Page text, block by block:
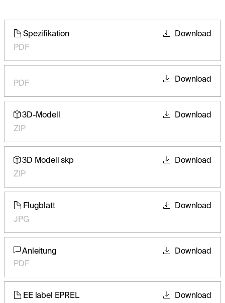
Spezifikation
PDF
Download
PDF Download
3D-Modell
ZIP
Download
3D Modell skp
ZIP
Download
Flugblatt
JPG
Download
Anleitung
PDF
Download
EE label EPREL Download